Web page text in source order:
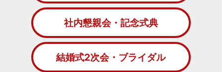
社内懇親会・記念式典
結婚式2次会・ブライダル